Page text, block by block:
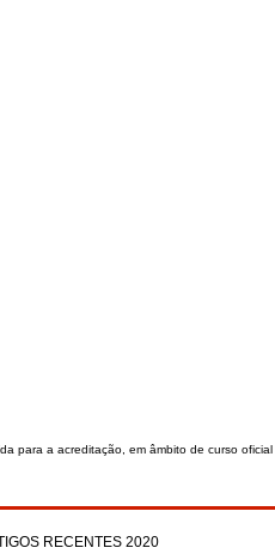
para a acreditação, em âmbito de curso oficial
RECENTES 2020